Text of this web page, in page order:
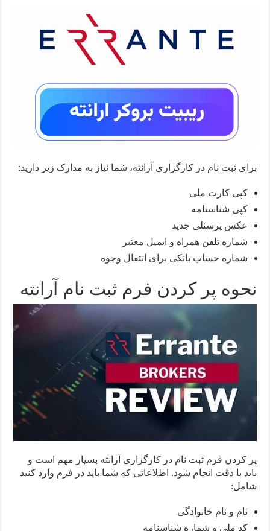
برای ثبت نام در کارگزاری آرانته، شما نیاز به مدارک زیر دارید:
کپی کارت ملی
کپی شناسنامه
عکس پرسنلی جدید
شماره تلفن همراه و ایمیل معتبر
شماره حساب بانکی برای انتقال وجوه
نحوه پر کردن فرم ثبت نام آرانته
پر کردن فرم ثبت نام در کارگزاری آرانته بسیار مهم است و
باید با دقت انجام شود. اطلاعاتی که شما باید در فرم وارد کنید
شامل:
نام و نام خانوادگی
کد ملی و شماره شناسنامه